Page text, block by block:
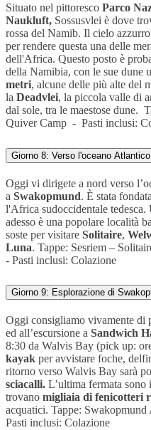
Situato nel pittoresco Parco
Naukluft, Sossusvlei è dove
rossa del Namib. Il cielo
per rendere questa una delle
dell'Africa. Questo posto è
della Namibia, con le sue dune
metri, alcune delle più alte del
la Deadvlei, la piccola valle di
dal sole, tra le maestose dune.
Quiver Camp - Pasti inclusi:
Giorno 8: Verso l'oceano
Oggi vi dirigete a nord verso
a Swakopmund. È stata
l'Africa sudoccidentale
adesso è una popolare località
soste per visitare Solitaire,
Luna. Tappe: Sesriem –
- Pasti inclusi: Colazione
Giorno 9: Esplorazione di
Oggi consigliamo vivamente di
ed all’escursione a Sandwich
8:30 da Walvis Bay (pick up:
kayak per avvistare foche,
ritorno verso Walvis Bay sarà
sciacalli. L’ultima fermata sono i
trovano migliaia di fenicotteri
acquatici. Tappe: Swakopmund
Pasti inclusi: Colazione